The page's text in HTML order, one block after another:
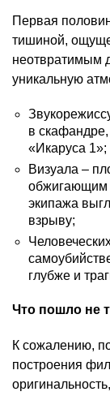
Первая
тишиной,
неотвратимым
уникальную
в
«Икаруса 1»;
Визуала –
обжигающим
экипажа
взрыву;
глубже и
Что пошло не
К сожалению,
построения